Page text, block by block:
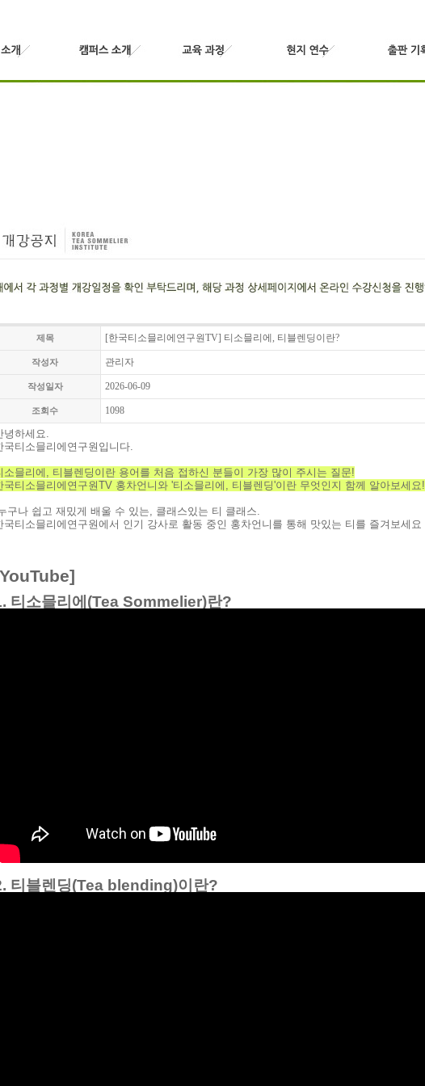
제목 [한국티소믈리에연구원TV] 티소믈리에, 티블렌딩이란?
작성자 관리자
작성일자 2026-06-09
조회수 1098
녕하세요.
국티소믈리에연구원입니다.
소믈리에, 티블렌딩이란 용어를 처음 접하신 분들이 가장 많이 주시는 질문!
국티소믈리에연구원TV 홍차언니와 '티소믈리에, 티블렌딩'이란 무엇인지 함께 알아보세요!
구나 쉽고 재밌게 배울 수 있는, 클래스있는 티 클래스.
국티소믈리에연구원에서 인기 강사로 활동 중인 홍차언니를 통해 맛있는 티를 즐겨보세요
티소믈리에(Tea Sommelier)란?
티블렌딩(Tea blending)이란?